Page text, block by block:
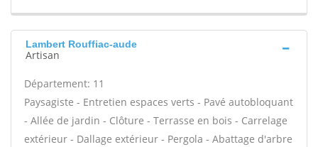
Lambert Rouffiac-aude
Artisan
Département: 11
Paysagiste - Entretien espaces verts - Pavé autobloquant
- Allée de jardin - Clôture - Terrasse en bois - Carrelage
extérieur - Dallage extérieur - Pergola - Abattage d'arbre